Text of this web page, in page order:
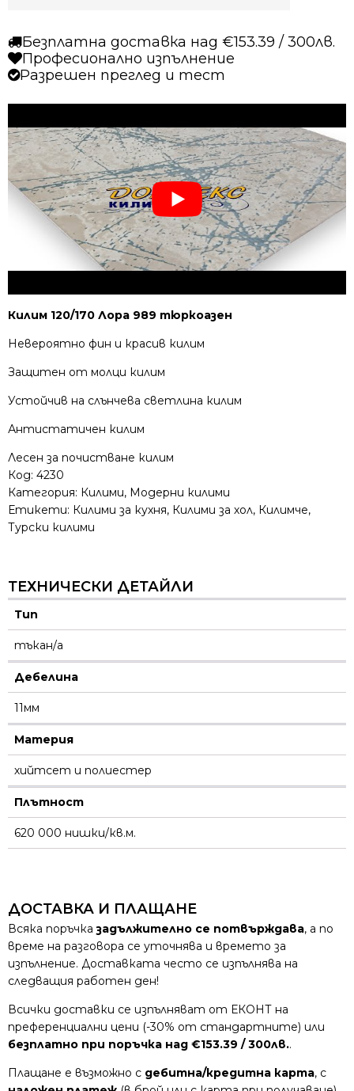
Безплатна доставка над €153.39 / 300лв.
Професионално изпълнение
Разрешен преглед и тест
Килим 120/170 Лора 989 тюркоазен
Невероятно фин и красив килим
Защитен от молци килим
Устойчив на слънчева светлина килим
Антистатичен килим
Лесен за почистване килим
Код: 4230
Категория: Килими, Модерни килими
Етикети: Килими за кухня, Килими за хол, Килимче,
Турски килими
ТЕХНИЧЕСКИ ДЕТАЙЛИ
Тип
тъкан/а
Дебелина
11мм
Материя
хийтсет и полиестeр
Плътност
620 000 нишки/кв.м.
ДОСТАВКА И ПЛАЩАНЕ
Всяка поръчказадължително се потвърждава, а по
време на разговора се уточнява и времето за
изпълнение. Доставката често се изпълнява на
следващия работен ден!
Всички доставки се изпълняват от ЕКОНТ на
преференциални цени (-30% от стандартните) или
безплатно при поръчка над €153.39 / 300лв..
Плащане е възможно с дебитна/кредитна карта, с